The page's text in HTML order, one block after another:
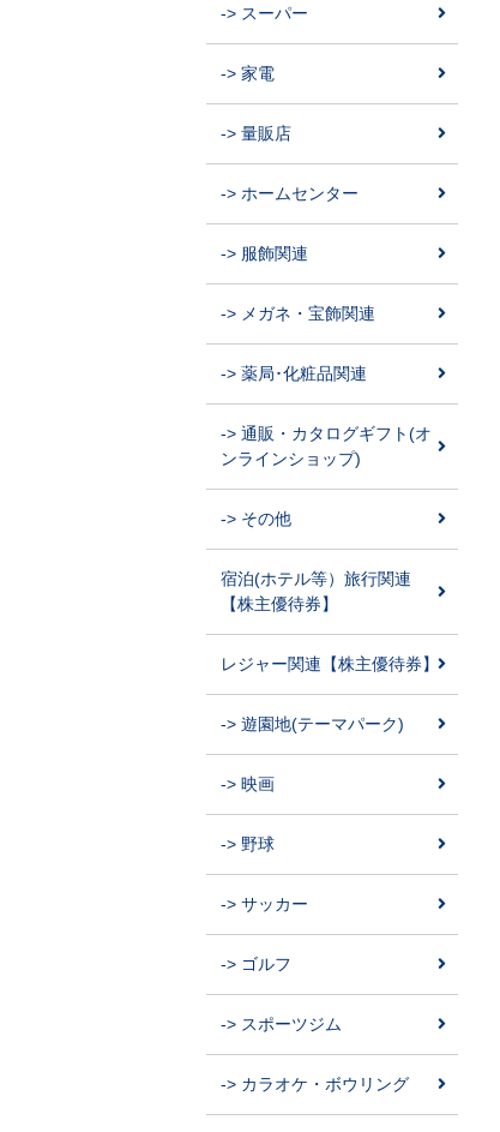
-> スーパー
-> 家電
-> 量販店
-> ホームセンター
-> 服飾関連
-> メガネ・宝飾関連
-> 薬局･化粧品関連
-> 通販・カタログギフト(オ
ンラインショップ)
-> その他
宿泊(ホテル等）旅行関連
【株主優待券】
レジャー関連【株主優待券】
-> 遊園地(テーマパーク)
-> 映画
-> 野球
-> サッカー
-> ゴルフ
-> スポーツジム
-> カラオケ・ボウリング